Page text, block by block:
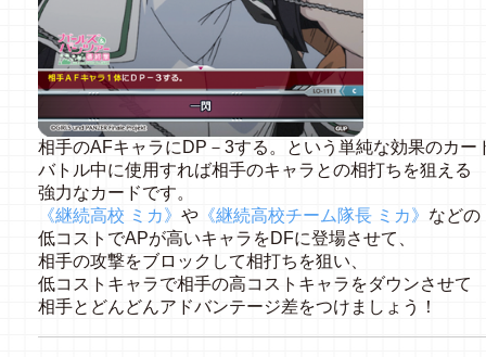
相手のAFキャラにDP－3する。という単純な効果のカー
バトル中に使用すれば相手のキャラとの相打ちを狙える
強力なカードです。
《継続高校 ミカ》 や 《継続高校チーム隊長 ミカ》 などの
低コストでAPが高いキャラをDFに登場させて、
相手の攻撃をブロックして相打ちを狙い、
低コストキャラで相手の高コストキャラをダウンさせて
相手とどんどんアドバンテージ差をつけましょう！